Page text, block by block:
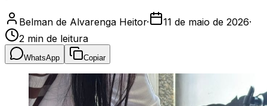
Belman de Alvarenga Heitor· 11 de maio de 2026·
2 min de leitura
WhatsApp Copiar